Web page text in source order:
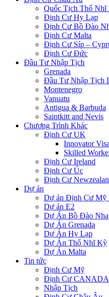
Quốc Tịch Thổ Nhĩ
Định Cư Hy Lạp
Định Cư Bồ Đào
Định Cư Malta
Định Cư Síp –
Định Cư Đức
Đầu Tư Nhập Tịch
Grenada
Đầu Tư Nhập Tịch
Montenegro
Vanuatu
Antigua & Barbuda
Saintkitt and Nevis
Chương Trình Khác
Định Cư UK
Innovator Visa
Skilled
Định Cư Ireland
Định Cư Úc
Định Cư
Dự án
Dự án Định Cư Mỹ
Dự án E2
Dự Án Bồ Đào Nha
Dự Án Grenada
Dự Án Hy Lạp
Dự Án Thổ Nhĩ Kỳ
Dự Án Malta
Tin tức
Định Cư Mỹ
Định Cư CANADA
Nhập Tịch